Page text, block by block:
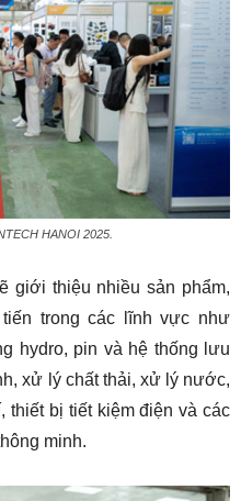
HANOI 2025.
giới thiệu nhiều sản phẩm,
trong các lĩnh vực như
hydro, pin và hệ thống lưu
xử lý chất thải, xử lý nước,
thiết bị tiết kiệm điện và các
minh.